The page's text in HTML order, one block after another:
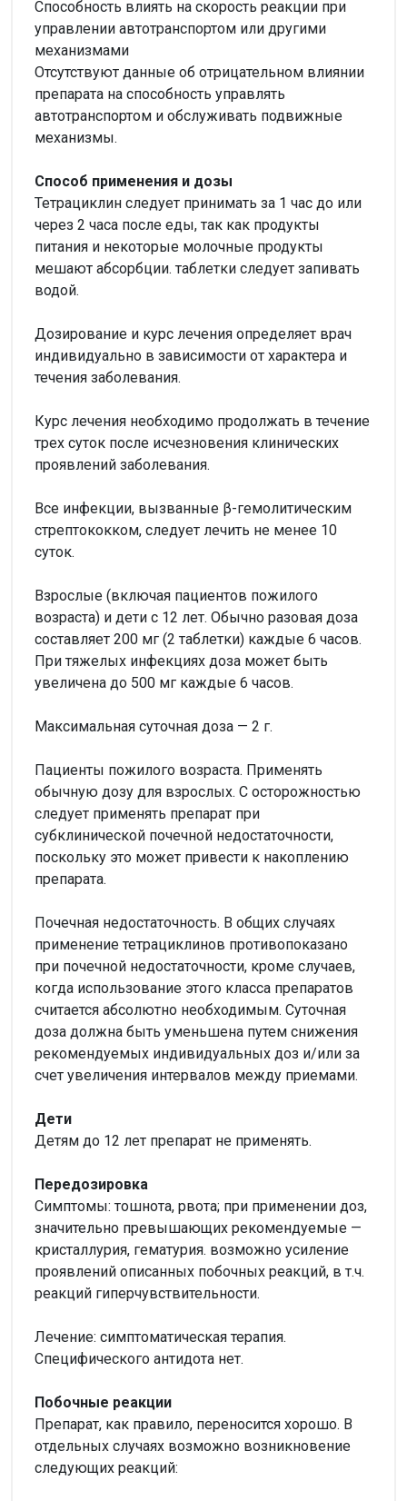
Способность влиять на скорость реакции при
управлении автотранспортом или другими
механизмами
Отсутствуют данные об отрицательном влиянии
препарата на способность управлять
автотранспортом и обслуживать подвижные
механизмы.
Способ применения и дозы
Тетрациклин следует принимать за 1 час до или
через 2 часа после еды, так как продукты
питания и некоторые молочные продукты
мешают абсорбции. таблетки следует запивать
водой.
Дозирование и курс лечения определяет врач
индивидуально в зависимости от характера и
течения заболевания.
Курс лечения необходимо продолжать в течение
трех суток после исчезновения клинических
проявлений заболевания.
Все инфекции, вызванные β-гемолитическим
стрептококком, следует лечить не менее 10
суток.
Взрослые (включая пациентов пожилого
возраста) и дети с 12 лет. Обычно разовая доза
составляет 200 мг (2 таблетки) каждые 6 часов.
При тяжелых инфекциях доза может быть
увеличена до 500 мг каждые 6 часов.
Максимальная суточная доза — 2 г.
Пациенты пожилого возраста. Применять
обычную дозу для взрослых. С осторожностью
следует применять препарат при
субклинической почечной недостаточности,
поскольку это может привести к накоплению
препарата.
Почечная недостаточность. В общих случаях
применение тетрациклинов противопоказано
при почечной недостаточности, кроме случаев,
когда использование этого класса препаратов
считается абсолютно необходимым. Суточная
доза должна быть уменьшена путем снижения
рекомендуемых индивидуальных доз и/или за
счет увеличения интервалов между приемами.
Дети
Детям до 12 лет препарат не применять.
Передозировка
Симптомы: тошнота, рвота; при применении доз,
значительно превышающих рекомендуемые —
кристаллурия, гематурия. возможно усиление
проявлений описанных побочных реакций, в т.ч.
реакций гиперчувствительности.
Лечение: симптоматическая терапия.
Специфического антидота нет.
Побочные реакции
Препарат, как правило, переносится хорошо. В
отдельных случаях возможно возникновение
следующих реакций: